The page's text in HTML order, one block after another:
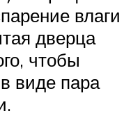
влаги
дверца
чтобы
виде пара